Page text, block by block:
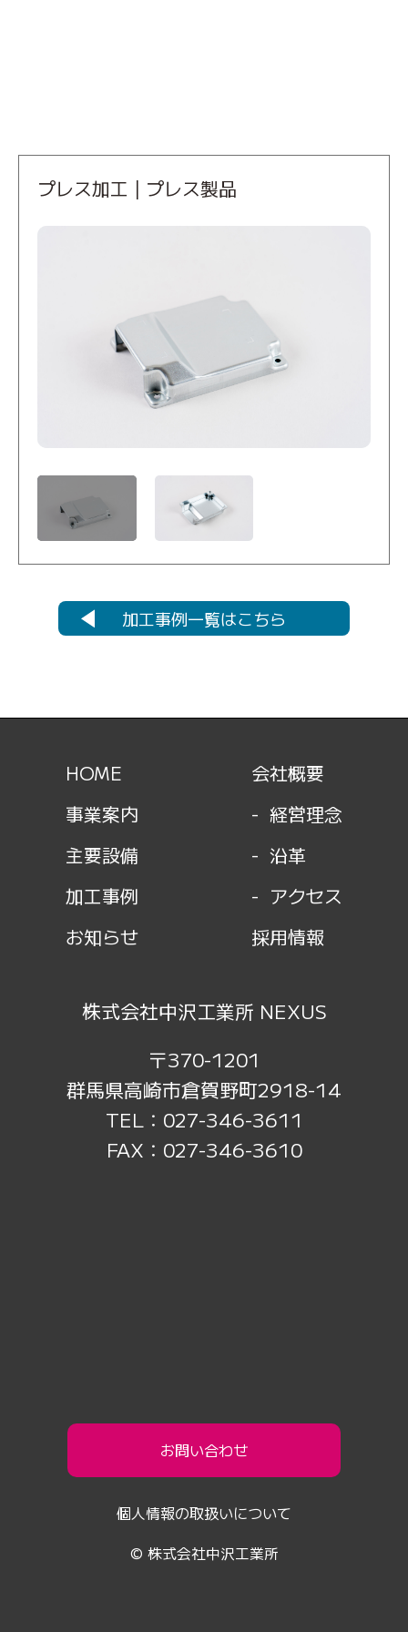
プレス加工 | プレス製品
加工事例一覧はこちら
株式会社中沢工業所 NEXUS
〒370-1201
群馬県高崎市倉賀野町2918-14
TEL：027-346-3611
FAX：027-346-3610
HOME
事業案内
主要設備
加工事例
お知らせ
会社概要
経営理念
沿革
アクセス
採用情報
お問い合わせ
© 株式会社中沢工業所
個人情報の取扱いについて